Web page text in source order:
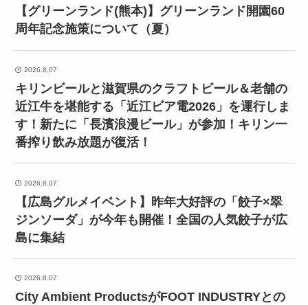
【グリーンランド(熊本)】グリーンランド開園60
周年記念施策について（夏）
2026.8.07
キリンビールと滋賀県のクラフトビール＆老舗の
近江牛を堪能する「近江ビア電2026」を運行しま
す！新たに「長濱浪漫ビール」が参加！キリン一
番搾り飲み放題が復活！
2026.8.07
【広島グルメイベント】昨年大好評の「餃子×翠
ジンソーダ」が今年も開催！全国の人気餃子が広
島に集結
2026.8.07
City Ambient ProductsがFOOT INDUSTRYとの